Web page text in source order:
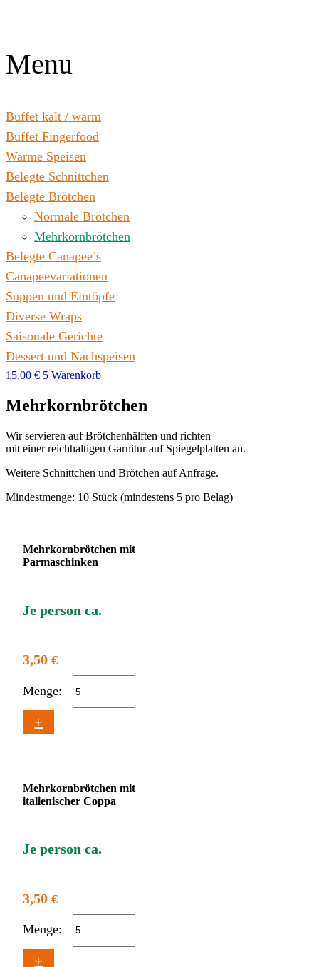
Menu
Buffet kalt / warm
Buffet Fingerfood
Warme Speisen
Belegte Schnittchen
Belegte Brötchen
Normale Brötchen
Mehrkornbrötchen
Belegte Canapee’s
Canapeevariationen
Suppen und Eintöpfe
Diverse Wraps
Saisonale Gerichte
Dessert und Nachspeisen
15,00 € 5 Warenkorb
Mehrkornbrötchen
Wir servieren auf Brötchenhälften und richten
mit einer reichhaltigen Garnitur auf Spiegelplatten an.
Weitere Schnittchen und Brötchen auf Anfrage.
Mindestmenge: 10 Stück (mindestens 5 pro Belag)
Mehrkornbrötchen mit
Parmaschinken
Je person ca.
3,50€
Menge:
+
Mehrkornbrötchen mit
italienischer Coppa
Je person ca.
3,50€
Menge:
+